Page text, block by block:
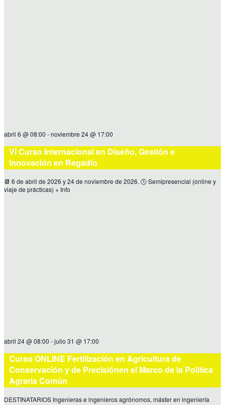
abril 6 @ 08:00 -noviembre 24 @ 17:00
VI Curso Internacional en Diseño, Gestión e
Innovación en Regadío
📆 6 de abril de 2026 y 24 de noviembre de 2026. 🕔 Semipresencial (online y
viaje de prácticas) + Info
abril 24 @ 08:00 -julio 31 @ 17:00
Curso ONLINE Fertilización en Agricultura de
Conservación y de Precisiónen el Marco de la Politica
Agraria Común
DESTINATARIOS Ingenieras e ingenieros agrónomos, máster en ingeniería